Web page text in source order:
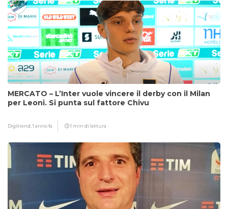
MERCATO – L’Inter vuole vincere il derby con il Milan
per Leoni. Si punta sul fattore Chivu
Digitrend,1 anno fa 1 min di lettura